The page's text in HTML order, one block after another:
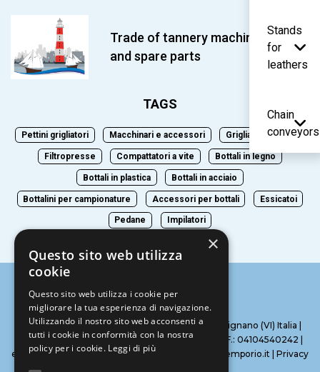
Stands
for
leathers
Chain
conveyors
Trade of tannery machines
and spare parts
TAGS
Pettini grigliatori Macchinari e accessori Grigliatori a dischi
Filtropresse Compattatori a vite Bottali in legno
Bottali in plastica Bottali in acciaio
Bottalini per campionature Accessori per bottali Essicatoi
Pedane Impilatori
Bolcato Emporio srl | Via F.Baracca, 5 – 36071 Arzignano (VI) Italia |
Cell: +39 3755456084 | Tel: 0444 206931 P.I. – C.F.: 04104540242 |
email: bolcato@bolcatoemporio.it – info@bolcatoemporio.it | Privacy
×
Questo sito web utilizza
cookie
Questo sito web utilizza i cookie per
migliorare la tua esperienza di navigazione.
Utilizzando il nostro sito web acconsenti a
tutti i cookie in conformità con la nostra
policy per i cookie. Leggi di più